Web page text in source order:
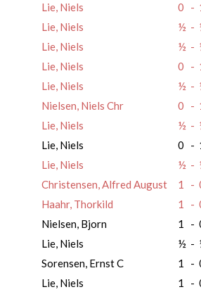
Lie, Niels
0 -
Lie, Niels
½ -
Lie, Niels
½ -
Lie, Niels
0 -
Lie, Niels
½ -
Nielsen, Niels Chr
0 -
Lie, Niels
½ -
Lie, Niels
0 -
Lie, Niels
½ -
Christensen, Alfred August
1 -
Haahr, Thorkild
1 -
Nielsen, Bjorn
1 -
Lie, Niels
½ -
Sorensen, Ernst C
1 -
Lie, Niels
1 -